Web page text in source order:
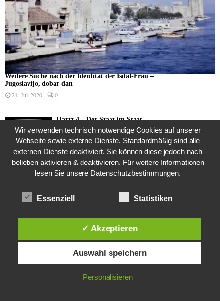
Weitere Suche nach der Identität der Isdal-Frau –
Jugoslavijo, dobar dan
24. Juli 2020 0
Hartz 4 – Der Staat im Staat
20. Juni 2017
Das Leben des Lachs
Was ist denn das? -Mars „SOL 735“ Rover Curiosity
Diese Website verwendet Cookies. Durch die weitere Nutzung dieser
Website stimmst du der Verwendung von Cookies zu.
IN ORDNUNG
Wir verwenden technisch notwendige Cookies auf unserer
Webseite sowie externe Dienste. Standardmäßig sind alle
externen Dienste deaktiviert. Sie können diese jedoch nach
belieben aktivieren & deaktivieren. Für weitere Informationen
lesen Sie unsere Datenschutzbestimmungen.
Essenziell Statistiken
✓ Akzeptieren
Auswahl speichern
Personalisieren